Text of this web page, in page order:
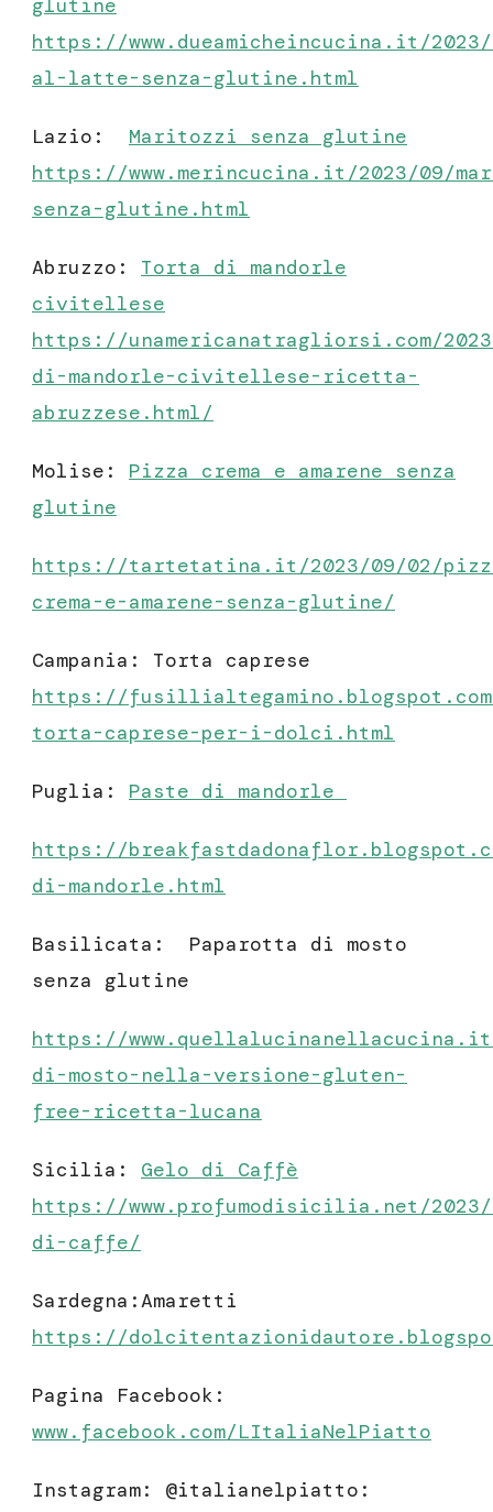
glutine
https://www.dueamicheincucina.it/
al-latte-senza-glutine.html
Lazio: Maritozzi senza glutine
https://www.merincucina.it/2023/09/
senza-glutine.html
Abruzzo: Torta di mandorle
civitellese
https://unamericanatragliorsi.com/
di-mandorle-civitellese-ricetta-
abruzzese.html/
Molise: Pizza crema e amarene senza
glutine
https://tartetatina.it/2023/09/02/
crema-e-amarene-senza-glutine/
Campania: Torta caprese
https://
torta-caprese-per-i-dolci.html
Puglia: Paste di mandorle
https://
di-mandorle.html
Basilicata: Paparotta di mosto
senza glutine
https://
di-mosto-nella-versione-gluten-
free-ricetta-lucana
Sicilia: Gelo di Caffè
https://www.profumodisicilia.net/
di-caffe/
Sardegna:Amaretti
https://
Pagina Facebook:
www.facebook.com/LItaliaNelPiatto
Instagram: @italianelpiatto: